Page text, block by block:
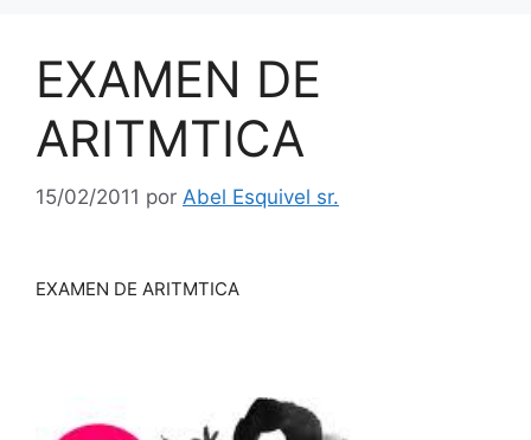
EXAMEN DE
ARITMTICA
15/02/2011 por Abel Esquivel sr.
EXAMEN DE ARITMTICA